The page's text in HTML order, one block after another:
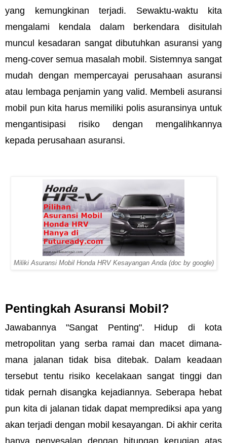
yang kemungkinan terjadi. Sewaktu-waktu kita
mengalami kendala dalam berkendara disitulah
muncul kesadaran sangat dibutuhkan asuransi yang
meng-cover semua masalah mobil. Sistemnya sangat
mudah dengan mempercayai perusahaan asuransi
atau lembaga penjamin yang valid. Membeli asuransi
mobil pun kita harus memiliki polis asuransinya untuk
mengantisipasi risiko dengan mengalihkannya
kepada perusahaan asuransi.
Miliki Asuransi Mobil Honda HRV Kesayangan Anda (doc by google)
Pentingkah Asuransi Mobil?
Jawabannya "Sangat Penting". Hidup di kota
metropolitan yang serba ramai dan macet dimana-
mana jalanan tidak bisa ditebak. Dalam keadaan
tersebut tentu risiko kecelakaan sangat tinggi dan
tidak pernah disangka kejadiannya. Seberapa hebat
pun kita di jalanan tidak dapat memprediksi apa yang
akan terjadi dengan mobil kesayangan. Di akhir cerita
hanya penyesalan dengan hitungan kerugian atas